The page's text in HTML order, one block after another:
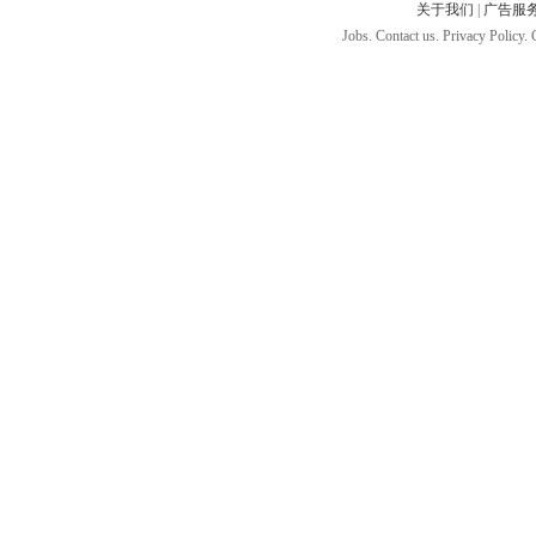
关于我们
广告服
Jobs. Contact us. Privacy